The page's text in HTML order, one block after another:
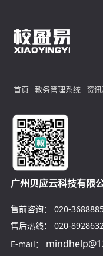
首页 教务管理系统 资
广州贝应云科技有限
售前咨询： 020-
售后热线：
020-
E-mail：